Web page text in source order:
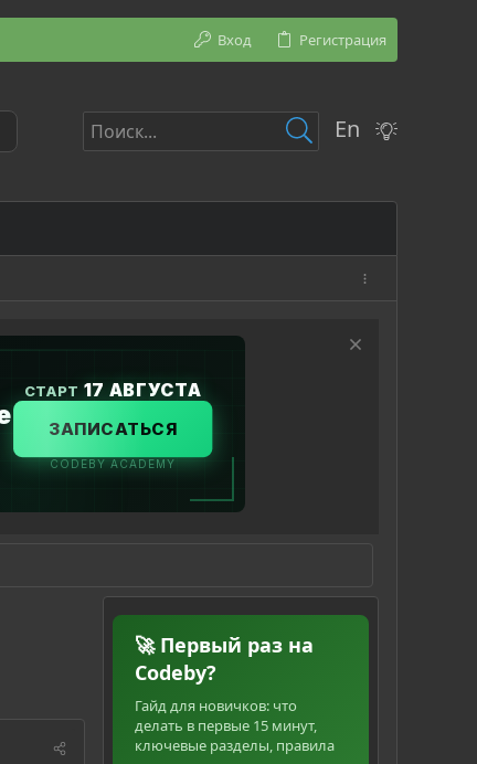
Вход Регистрация
En
🚀 Первый раз на
Codeby?
Гайд для новичков: что
делать в первые 15 минут,
ключевые разделы, правила